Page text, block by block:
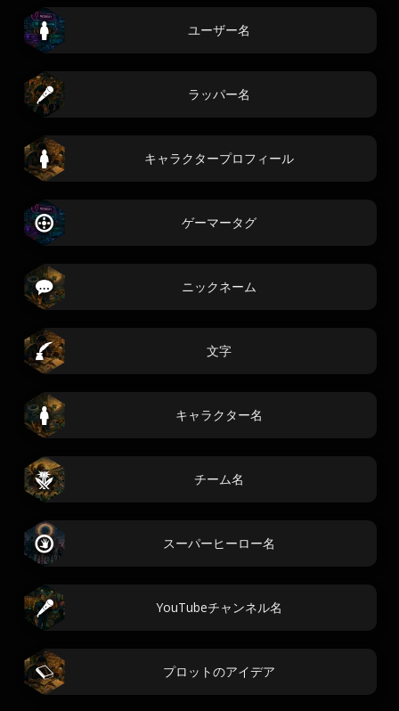
ユーザー名
ラッパー名
キャラクタープロフィール
ゲーマータグ
ニックネーム
文字
キャラクター名
チーム名
スーパーヒーロー名
YouTubeチャンネル名
プロットのアイデア